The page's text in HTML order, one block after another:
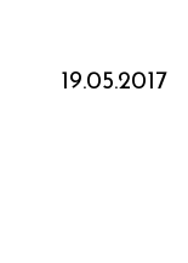
19.05.2017